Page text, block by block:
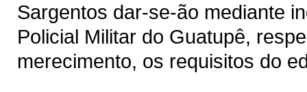
Sargentos dar-se-ão mediante
Policial Militar do Guatupê,
merecimento, os requisitos do